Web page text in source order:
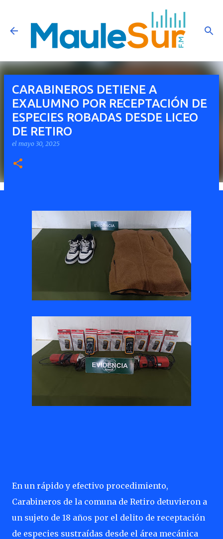
Ir al contenido principal
CARABINEROS DETIENE A
EXALUMNO POR RECEPTACIÓN DE
ESPECIES ROBADAS DESDE LICEO
DE RETIRO
el mayo 30, 2025
En un rápido y efectivo procedimiento,
Carabineros de la comuna de Retiro detuvieron a
un sujeto de 18 años por el delito de receptación
de especies sustraídas desde el área mecánica